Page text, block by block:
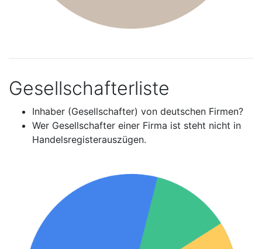
Gesellschafterliste
Inhaber (Gesellschafter) von deutschen Firmen?
Wer Gesellschafter einer Firma ist steht nicht in
Handelsregisterauszügen.